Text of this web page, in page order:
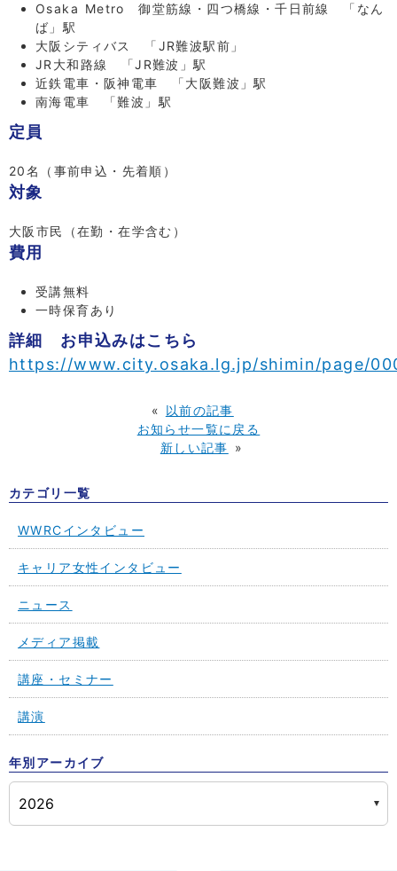
Osaka Metro 御堂筋線・四つ橋線・千日前線 「なん
ば」駅
大阪シティバス 「JR難波駅前」
JR大和路線 「JR難波」駅
近鉄電車・阪神電車 「大阪難波」駅
南海電車 「難波」駅
定員
20名（事前申込・先着順）
対象
大阪市民（在勤・在学含む）
費用
受講無料
一時保育あり
詳細 お申込みはこちら
https://www.city.osaka.lg.jp/shimin/page/
« 以前の記事
お知らせ一覧に戻る
新しい記事 »
カテゴリ一覧
WWRCインタビュー
キャリア女性インタビュー
ニュース
メディア掲載
講座・セミナー
講演
年別アーカイブ